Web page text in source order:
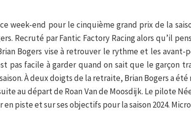
week-end pour le cinquième grand prix de la
Recruté par Fantic Factory Racing alors qu’il
Bogers vise à retrouver le rythme et les avant-
pas facile à garder quand on sait que le garçon
À deux doigts de la retraite, Brian Bogers a
au départ de Roan Van de Moosdijk. Le pilote
piste et sur ses objectifs pour la saison 2024.